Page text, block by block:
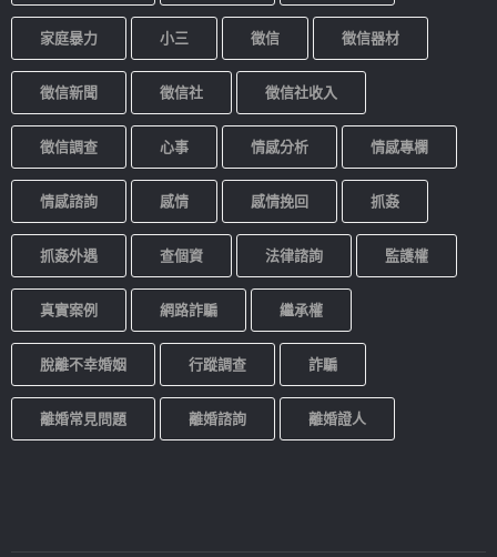
家庭暴力 小三 徵信 徵信器材
徵信新聞 徵信社 徵信社收入
徵信調查 心事 情感分析 情感專欄
情感諮詢 感情 感情挽回 抓姦
抓姦外遇 查個資 法律諮詢 監護權
真實案例 網路詐騙 繼承權
脫離不幸婚姻 行蹤調查 詐騙
離婚常見問題 離婚諮詢 離婚證人